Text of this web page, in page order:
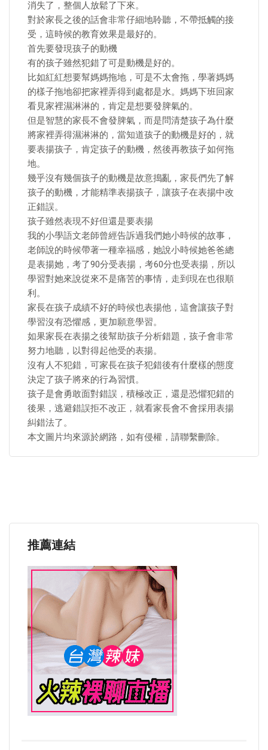
消失了，整個人放鬆了下來。
對於家長之後的話會非常仔細地聆聽，不帶抵觸的接
受，這時候的教育效果是最好的。
首先要發現孩子的動機
有的孩子雖然犯錯了可是動機是好的。
比如紅紅想要幫媽媽拖地，可是不太會拖，學著媽媽
的樣子拖地卻把家裡弄得到處都是水。媽媽下班回家
看見家裡濕淋淋的，肯定是想要發脾氣的。
但是智慧的家長不會發脾氣，而是問清楚孩子為什麼
將家裡弄得濕淋淋的，當知道孩子的動機是好的，就
要表揚孩子，肯定孩子的動機，然後再教孩子如何拖
地。
幾乎沒有幾個孩子的動機是故意搗亂，家長們先了解
孩子的動機，才能精準表揚孩子，讓孩子在表揚中改
正錯誤。
孩子雖然表現不好但還是要表揚
我的小學語文老師曾經告訴過我們她小時候的故事，
老師說的時候帶著一種幸福感，她說小時候她爸爸總
是表揚她，考了90分受表揚，考60分也受表揚，所以
學習對她來說從來不是痛苦的事情，走到現在也很順
利。
家長在孩子成績不好的時候也表揚他，這會讓孩子對
學習沒有恐懼感，更加願意學習。
如果家長在表揚之後幫助孩子分析錯題，孩子會非常
努力地聽，以對得起他受的表揚。
沒有人不犯錯，可家長在孩子犯錯後有什麼樣的態度
決定了孩子將來的行為習慣。
孩子是會勇敢面對錯誤，積極改正，還是恐懼犯錯的
後果，逃避錯誤拒不改正，就看家長會不會採用表揚
糾錯法了。
本文圖片均來源於網路，如有侵權，請聯繫刪除。
推薦連結